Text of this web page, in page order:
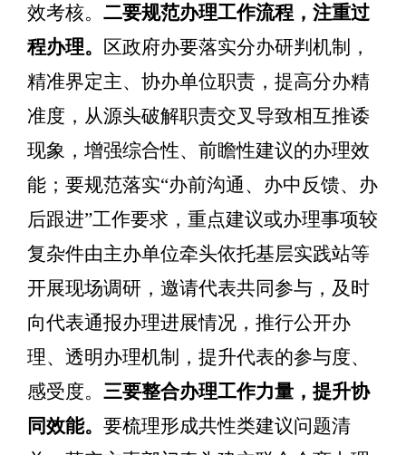
效考核。二要规范办理工作流程，注重过
程办理。 区政府办要落实分办研判机制，
精准界定主、协办单位职责，提高分办精
准度 ，从源头破解职责交叉 导致相互推诿
现象 ，增强综合性、前瞻性建议的办理效
能；要规范落实“办前沟通、办中反馈、办
后跟进”工作要求，重点建议或办理事项较
复杂件由主办单位牵头依托基层实践站等
开展现场调研 ，邀请代表共同参与，及时
向代表通报办理进展情况，推行公开办
理、透明办理机制，提升代表的参与度、
感受度。三要整合办理工作力量，提升协
同效能。要梳理形成共性类建议问题清